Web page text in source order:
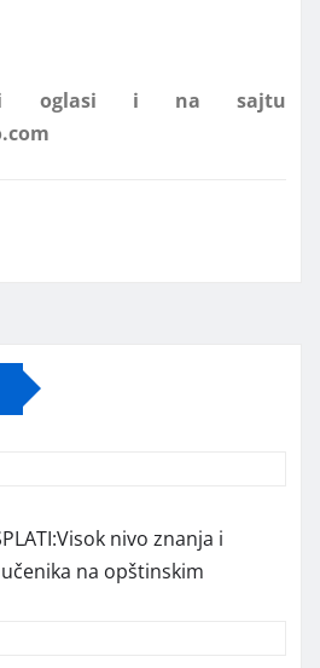
oglasi i na sajtu
nivo znanja i
na opštinskim